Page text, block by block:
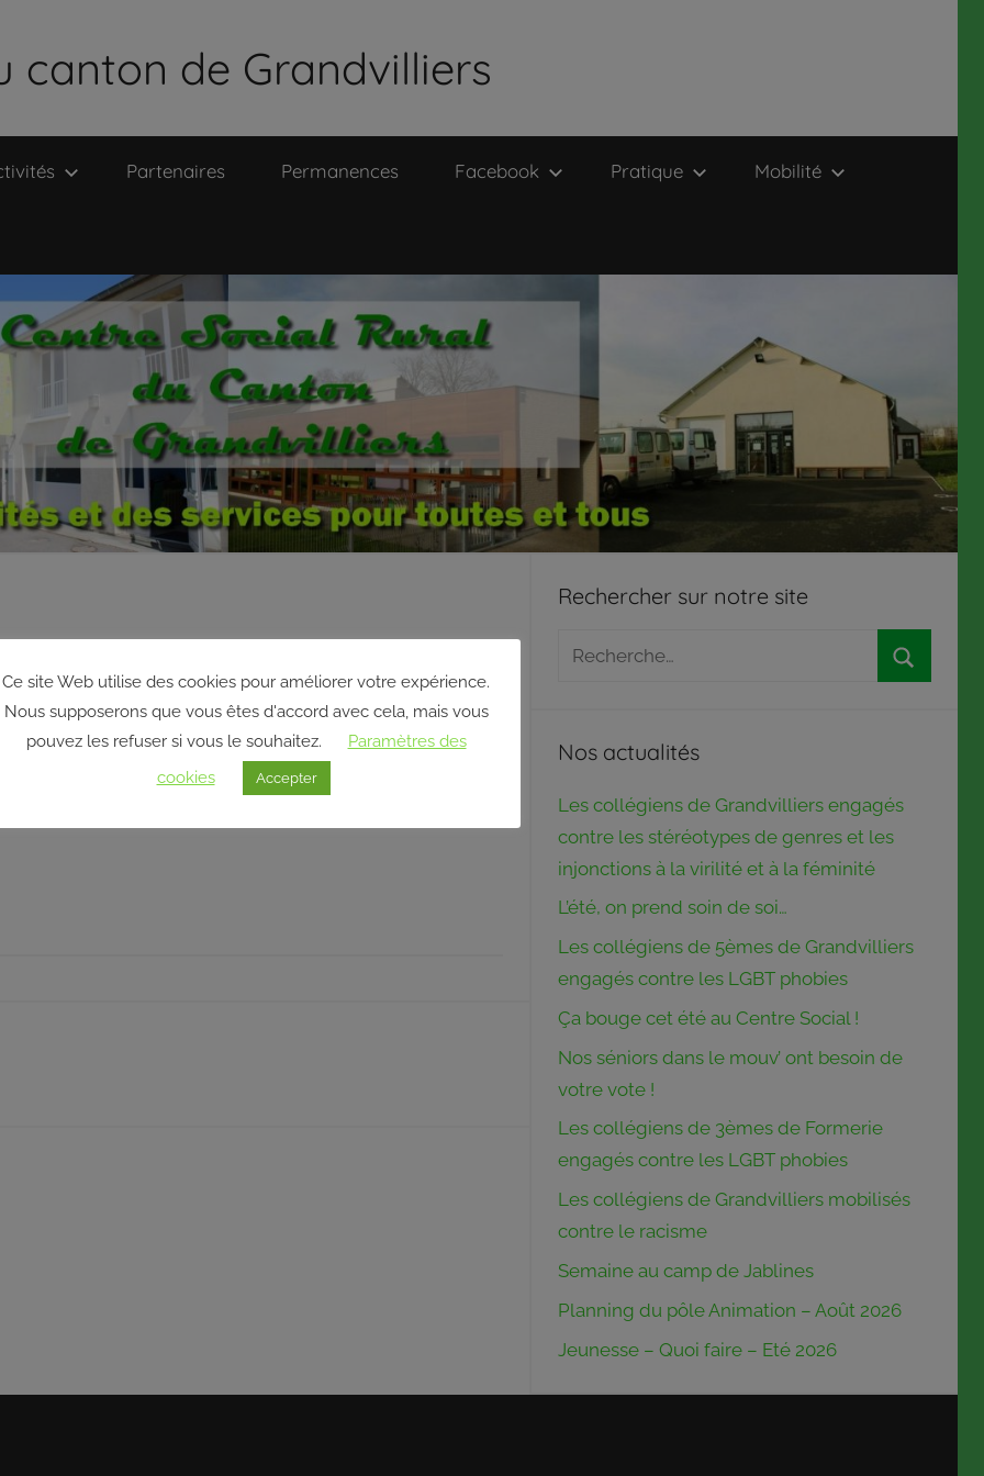
canton de Grandvilliers
Partenaires Permanences Facebook Pratique Mobilité
Rechercher sur notre site
Recherche
Nos actualités
Les collégiens de Grandvilliers engagés
contre les stéréotypes de genres et les
injonctions à la virilité et à la féminité
L’été, on prend soin de soi…
Les collégiens de 5èmes de Grandvilliers
engagés contre les LGBT phobies
Ça bouge cet été au Centre Social !
Nos séniors dans le mouv’ ont besoin de
votre vote !
Les collégiens de 3èmes de Formerie
engagés contre les LGBT phobies
Les collégiens de Grandvilliers mobilisés
contre le racisme
Semaine au camp de Jablines
Planning du pôle Animation – Août 2026
Jeunesse – Quoi faire – Eté 2026
Ce site Web utilise des cookies pour améliorer votre expérience.
Nous supposerons que vous êtes d'accord avec cela, mais vous
pouvez les refuser si vous le souhaitez.
Paramètres des
cookies
Accepter